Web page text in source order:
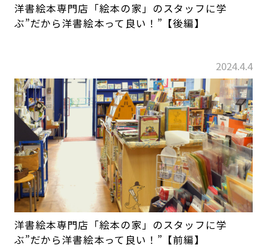
洋書絵本専門店「絵本の家」のスタッフに学
ぶ”だから洋書絵本って良い！”【後編】
2024.4.4
洋書絵本専門店「絵本の家」のスタッフに学
ぶ”だから洋書絵本って良い！”【前編】